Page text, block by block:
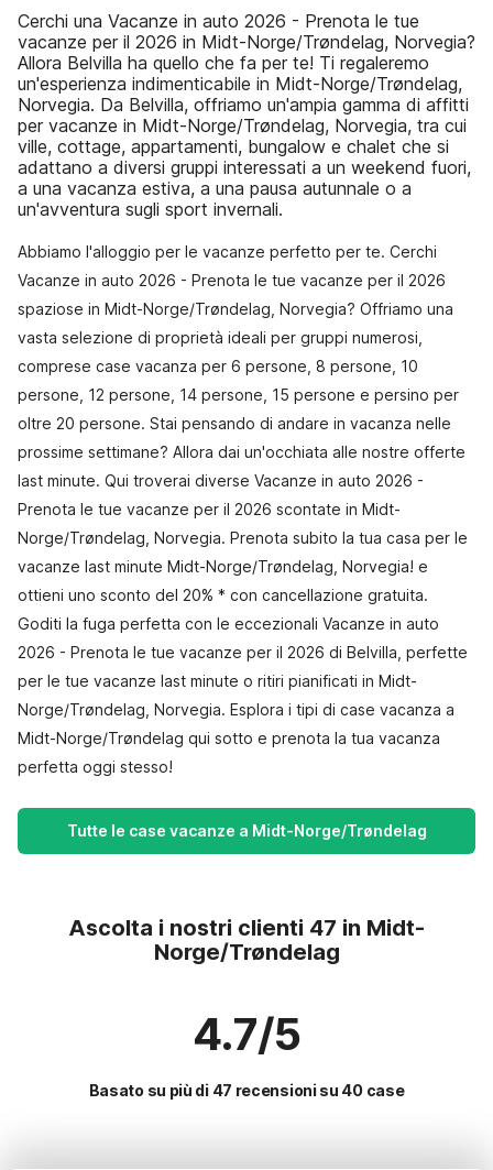
Cerchi una Vacanze in auto 2026 - Prenota le tue
vacanze per il 2026 in Midt-Norge/Trøndelag, Norvegia?
Allora Belvilla ha quello che fa per te! Ti regaleremo
un'esperienza indimenticabile in Midt-Norge/Trøndelag,
Norvegia. Da Belvilla, offriamo un'ampia gamma di affitti
per vacanze in Midt-Norge/Trøndelag, Norvegia, tra cui
ville, cottage, appartamenti, bungalow e chalet che si
adattano a diversi gruppi interessati a un weekend fuori,
a una vacanza estiva, a una pausa autunnale o a
un'avventura sugli sport invernali.
Abbiamo l'alloggio per le vacanze perfetto per te. Cerchi
Vacanze in auto 2026 - Prenota le tue vacanze per il 2026
spaziose in Midt-Norge/Trøndelag, Norvegia? Offriamo una
vasta selezione di proprietà ideali per gruppi numerosi,
comprese case vacanza per 6 persone, 8 persone, 10
persone, 12 persone, 14 persone, 15 persone e persino per
oltre 20 persone. Stai pensando di andare in vacanza nelle
prossime settimane? Allora dai un'occhiata alle nostre offerte
last minute. Qui troverai diverse Vacanze in auto 2026 -
Prenota le tue vacanze per il 2026 scontate in Midt-
Norge/Trøndelag, Norvegia. Prenota subito la tua casa per le
vacanze last minute Midt-Norge/Trøndelag, Norvegia! e
ottieni uno sconto del 20% * con cancellazione gratuita.
Goditi la fuga perfetta con le eccezionali Vacanze in auto
2026 - Prenota le tue vacanze per il 2026 di Belvilla, perfette
per le tue vacanze last minute o ritiri pianificati in Midt-
Norge/Trøndelag, Norvegia. Esplora i tipi di case vacanza a
Midt-Norge/Trøndelag qui sotto e prenota la tua vacanza
perfetta oggi stesso!
Tutte le case vacanze a Midt-Norge/Trøndelag
Ascolta i nostri clienti 47 in Midt-
Norge/Trøndelag
4.7/5
Basato su più di 47 recensioni su 40 case